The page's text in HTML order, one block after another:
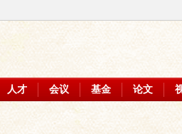
人才 会议 基金 论文